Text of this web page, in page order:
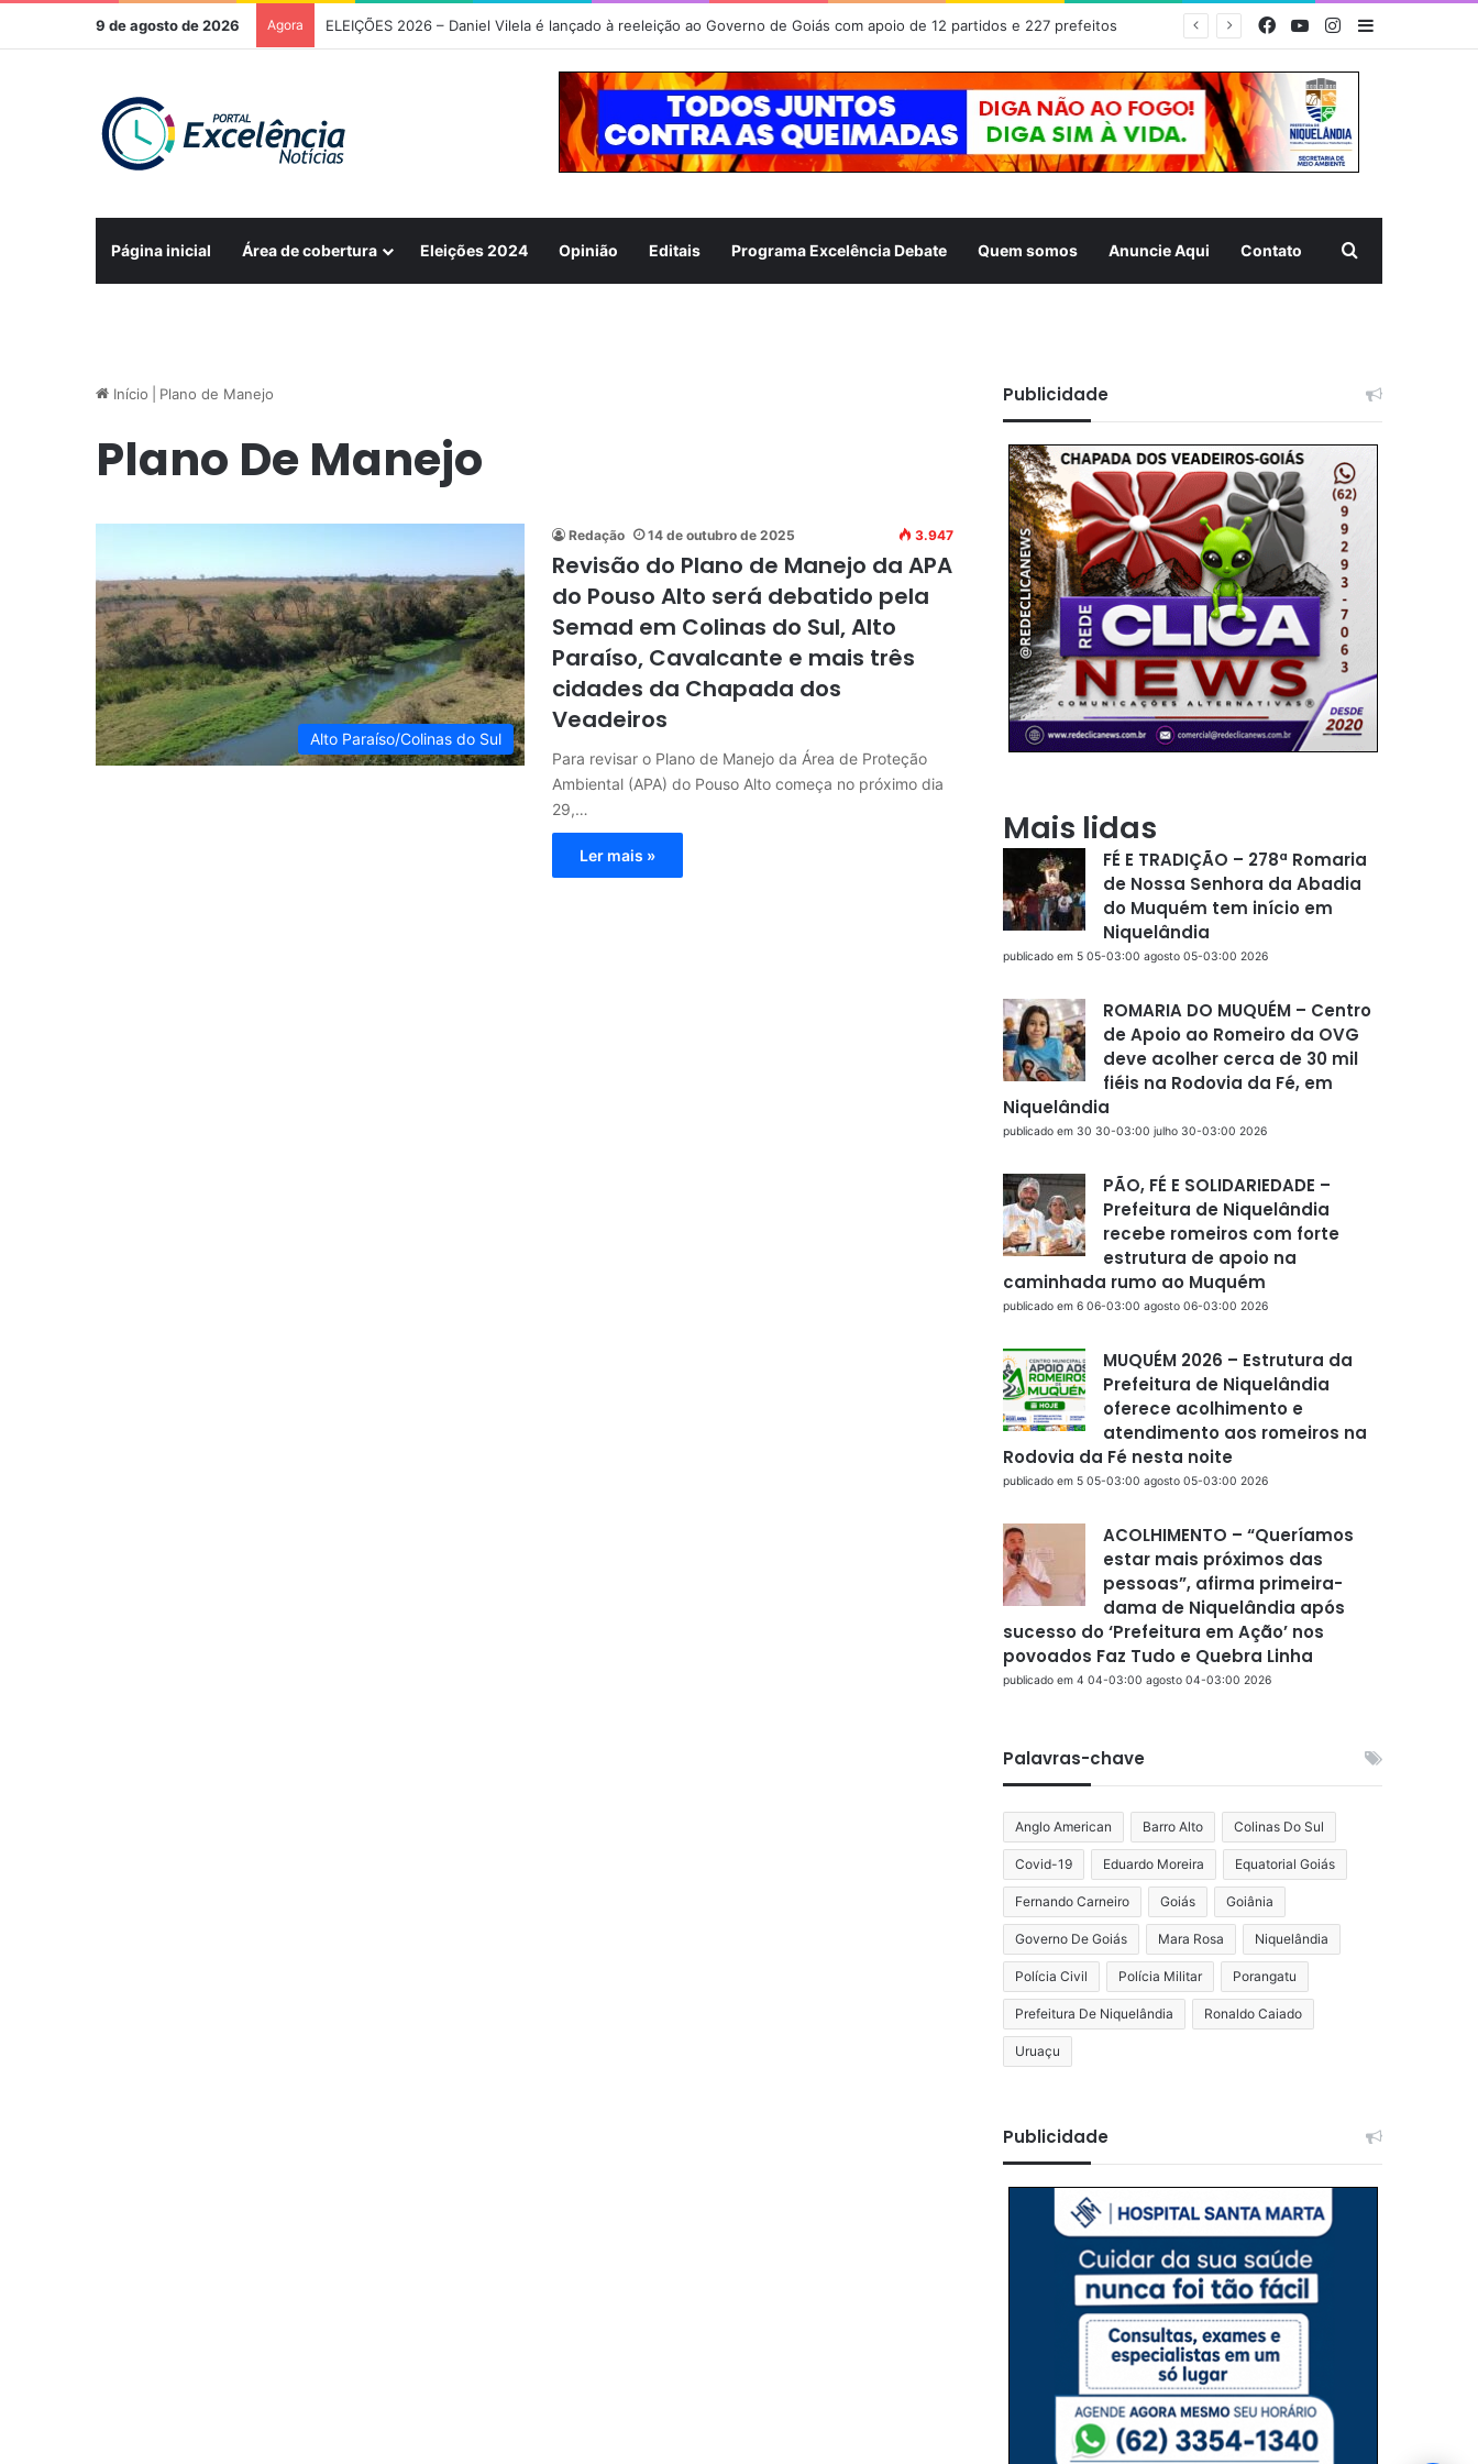
9 de agosto de 2026 Agora ELEIÇÕES 2026 – Daniel Vilela é lançado à reeleição ao Governo de Goiás com apoio de 12 partidos e 227 prefeitos FacebookYouTubeInstagram
Página inicial Área de cobertura Eleições 2024 Opinião Editais Programa Excelência Debate Quem somos Anuncie Aqui Contato
Início Plano de Manejo
Plano De Manejo
Alto Paraíso/Colinas do Sul
Redação 14 de outubro de 2025 3.947
Revisão do Plano de Manejo da APA
do Pouso Alto será debatido pela
Semad em Colinas do Sul, Alto
Paraíso, Cavalcante e mais três
cidades da Chapada dos
Veadeiros
Para revisar o Plano de Manejo da Área de Proteção
Ambiental (APA) do Pouso Alto começa no próximo dia
29,…
Ler mais »
Publicidade
Mais lidas
FÉ E TRADIÇÃO – 278ª Romaria
de Nossa Senhora da Abadia
do Muquém tem início em
Niquelândia
publicado em 5 05-03:00 agosto 05-03:00 2026
ROMARIA DO MUQUÉM – Centro
de Apoio ao Romeiro da OVG
deve acolher cerca de 30 mil
fiéis na Rodovia da Fé, em
Niquelândia
publicado em 30 30-03:00 julho 30-03:00 2026
PÃO, FÉ E SOLIDARIEDADE –
Prefeitura de Niquelândia
recebe romeiros com forte
estrutura de apoio na
caminhada rumo ao Muquém
publicado em 6 06-03:00 agosto 06-03:00 2026
MUQUÉM 2026 – Estrutura da
Prefeitura de Niquelândia
oferece acolhimento e
atendimento aos romeiros na
Rodovia da Fé nesta noite
publicado em 5 05-03:00 agosto 05-03:00 2026
ACOLHIMENTO – “Queríamos
estar mais próximos das
pessoas”, afirma primeira-
dama de Niquelândia após
sucesso do ‘Prefeitura em Ação’ nos
povoados Faz Tudo e Quebra Linha
publicado em 4 04-03:00 agosto 04-03:00 2026
Palavras-chave
Anglo American Barro Alto Colinas Do Sul
Covid-19 Eduardo Moreira Equatorial Goiás
Fernando Carneiro Goiás Goiânia
Governo De Goiás Mara Rosa Niquelândia
Polícia Civil Polícia Militar Porangatu
Prefeitura De Niquelândia Ronaldo Caiado
Uruaçu
Publicidade